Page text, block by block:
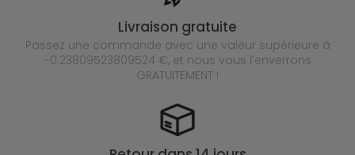
Livraison gratuite
Passez une commande avec une valeur supérieure à
-0.23809523809524 €, et nous vous l’enverrons
GRATUITEMENT !